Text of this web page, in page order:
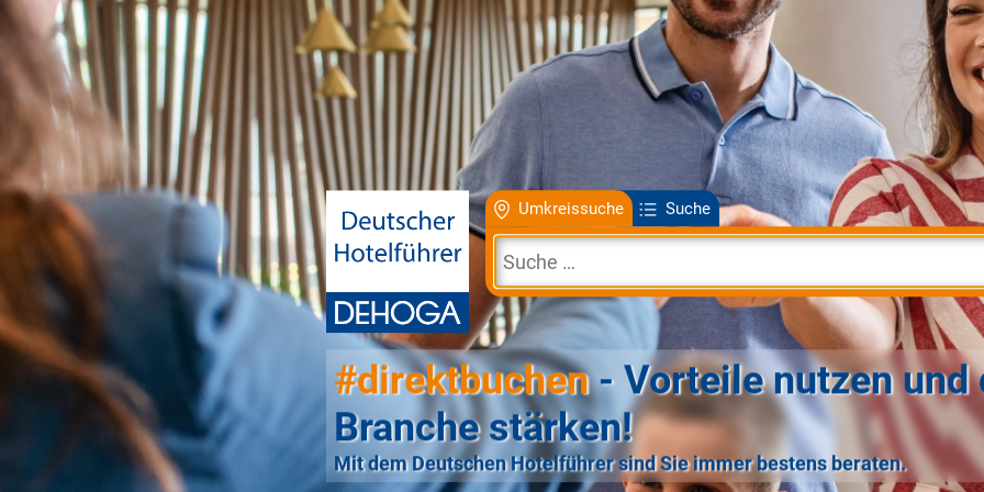
Umkreissuche Suche
#direktbuchen- Vorteile nutzen und
Branche stärken!
Mit dem Deutschen Hotelführer sind Sie immer bestens beraten.